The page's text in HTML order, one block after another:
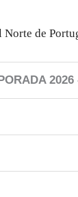
de
2026